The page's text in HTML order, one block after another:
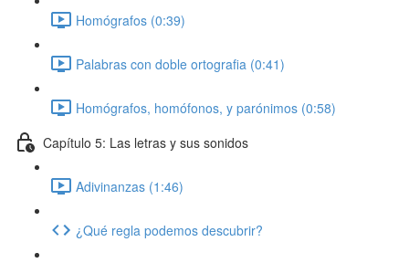
Homógrafos (0:39)
Palabras con doble ortografia (0:41)
Homógrafos, homófonos, y parónimos (0:58)
Capítulo 5: Las letras y sus sonidos
Adivinanzas (1:46)
¿Qué regla podemos descubrir?